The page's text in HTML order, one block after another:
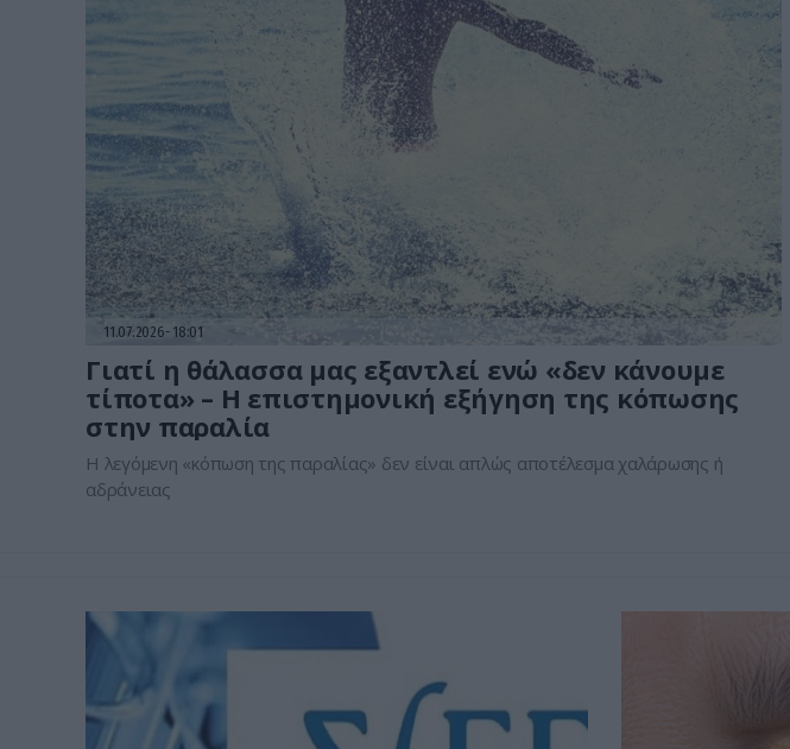
11.07.2026 18:01
Γιατί η θάλασσα μας εξαντλεί ενώ «δεν κάνουμε
τίποτα» – Η επιστημονική εξήγηση της κόπωσης
στην παραλία
Η λεγόμενη «κόπωση της παραλίας» δεν είναι απλώς αποτέλεσμα χαλάρωσης ή
αδράνειας